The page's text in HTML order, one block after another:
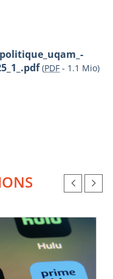
(PDF - 1.1 Mio)